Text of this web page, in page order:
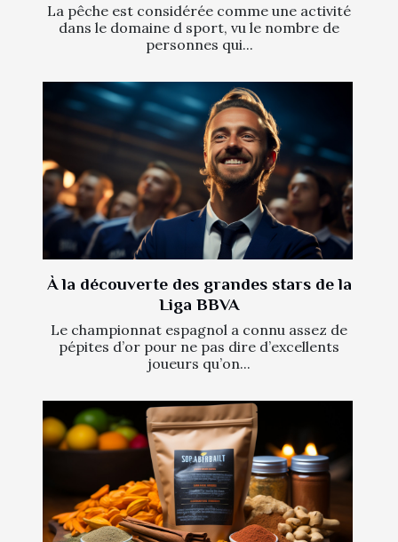
La pêche est considérée comme une activité
dans le domaine d sport, vu le nombre de
personnes qui...
À la découverte des grandes stars de la
Liga BBVA
Le championnat espagnol a connu assez de
pépites d’or pour ne pas dire d’excellents
joueurs qu’on...